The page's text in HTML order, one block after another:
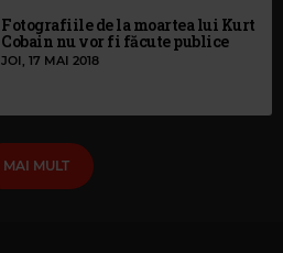
Fotografiile de la moartea lui Kurt
Cobain nu vor fi făcute publice
JOI, 17 MAI 2018
MAI MULT